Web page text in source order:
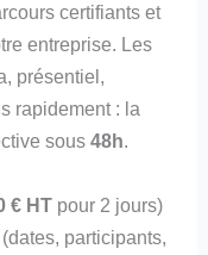
certifiants et
entreprise. Les
présentiel,
rapidement : la
sous48h.
€ HT pour 2 jours)
participants,